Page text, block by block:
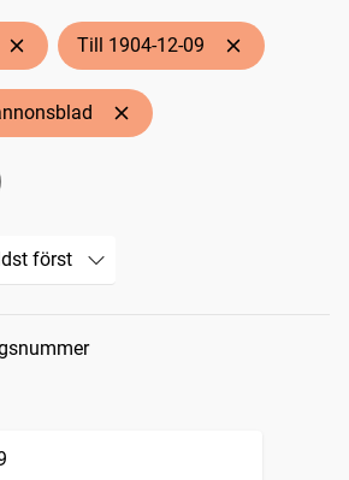
Till 1904-12-09